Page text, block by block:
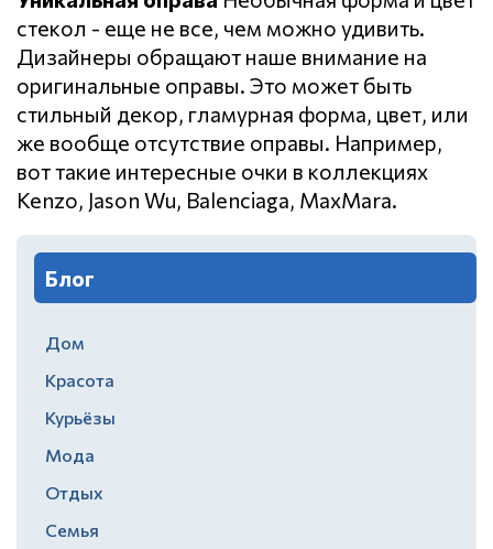
стекол - еще не все, чем можно удивить.
Дизайнеры обращают наше внимание на
оригинальные оправы. Это может быть
стильный декор, гламурная форма, цвет, или
же вообще отсутствие оправы. Например,
вот такие интересные очки в коллекциях
Kenzo, Jason Wu, Balenciaga, MaxMara.
Блог
Дом
Красота
Курьёзы
Мода
Отдых
Семья